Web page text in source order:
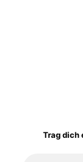
Trag dich